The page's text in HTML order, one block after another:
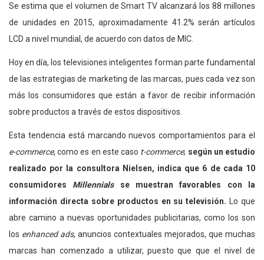
Se estima que el volumen de Smart TV alcanzará los 88 millones
de unidades en 2015, aproximadamente 41.2% serán artículos
LCD a nivel mundial, de acuerdo con datos de MIC.
Hoy en día, los televisiones inteligentes forman parte fundamental
de las estrategias de marketing de las marcas, pues cada vez son
más los consumidores que están a favor de recibir información
sobre productos a través de estos dispositivos.
Esta tendencia está marcando nuevos comportamientos para el
e-commerce, como es en este caso t-commerce; según un estudio
realizado por la consultora Nielsen, indica que 6 de cada 10
consumidores Millennialsse muestran favorables con la
información directa sobre productos en su televisión. Lo que
abre camino a nuevas oportunidades publicitarias, como los son
los enhanced ads, anuncios contextuales mejorados, que muchas
marcas han comenzado a utilizar, puesto que que el nivel de